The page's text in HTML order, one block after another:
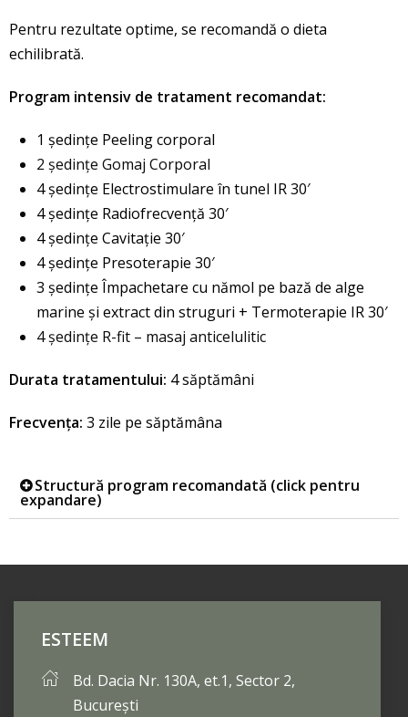
Pentru rezultate optime, se recomandă o dieta
echilibrată.
Program intensiv de tratament recomandat:
1 ședințe Peeling corporal
2 ședințe Gomaj Corporal
4 ședințe Electrostimulare în tunel IR 30′
4 şedinţe Radiofrecvenţă 30′
4 şedinţe Cavitație 30′
4 ședințe Presoterapie 30′
3 ședințe Împachetare cu nămol pe bază de alge
marine și extract din struguri + Termoterapie IR 30′
4 ședințe R-fit – masaj anticelulitic
Durata tratamentului: 4 săptămâni
Frecvenţa: 3 zile pe săptămâna
Structură program recomandată (click pentru
expandare)
ESTEEM
Bd. Dacia Nr. 130A, et.1, Sector 2,
București